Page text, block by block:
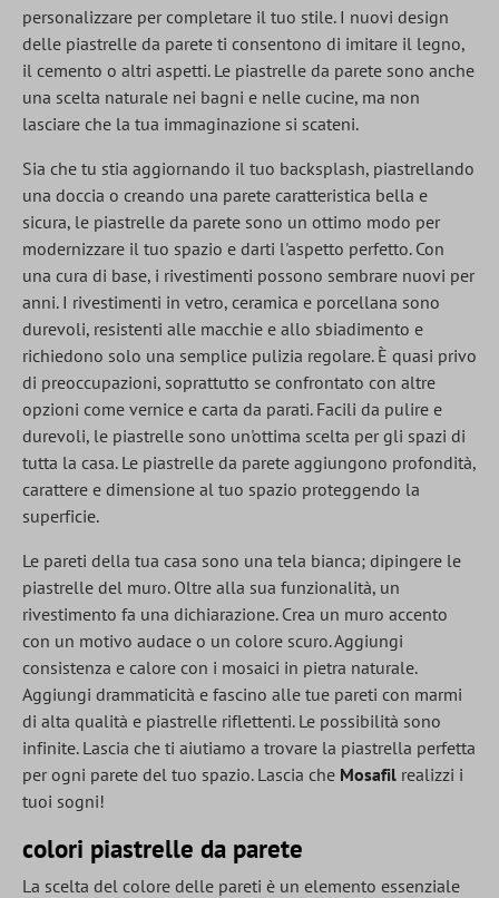
personalizzare per completare il tuo stile. I nuovi design
delle piastrelle da parete ti consentono di imitare il legno,
il cemento o altri aspetti. Le piastrelle da parete sono anche
una scelta naturale nei bagni e nelle cucine, ma non
lasciare che la tua immaginazione si scateni.
Sia che tu stia aggiornando il tuo backsplash, piastrellando
una doccia o creando una parete caratteristica bella e
sicura, le piastrelle da parete sono un ottimo modo per
modernizzare il tuo spazio e darti l'aspetto perfetto. Con
una cura di base, i rivestimenti possono sembrare nuovi per
anni. I rivestimenti in vetro, ceramica e porcellana sono
durevoli, resistenti alle macchie e allo sbiadimento e
richiedono solo una semplice pulizia regolare. È quasi privo
di preoccupazioni, soprattutto se confrontato con altre
opzioni come vernice e carta da parati. Facili da pulire e
durevoli, le piastrelle sono un'ottima scelta per gli spazi di
tutta la casa. Le piastrelle da parete aggiungono profondità,
carattere e dimensione al tuo spazio proteggendo la
superficie.
Le pareti della tua casa sono una tela bianca; dipingere le
piastrelle del muro. Oltre alla sua funzionalità, un
rivestimento fa una dichiarazione. Crea un muro accento
con un motivo audace o un colore scuro. Aggiungi
consistenza e calore con i mosaici in pietra naturale.
Aggiungi drammaticità e fascino alle tue pareti con marmi
di alta qualità e piastrelle riflettenti. Le possibilità sono
infinite. Lascia che ti aiutiamo a trovare la piastrella perfetta
per ogni parete del tuo spazio. Lascia che Mosafil realizzi i
tuoi sogni!
colori piastrelle da parete
La scelta del colore delle pareti è un elemento essenziale